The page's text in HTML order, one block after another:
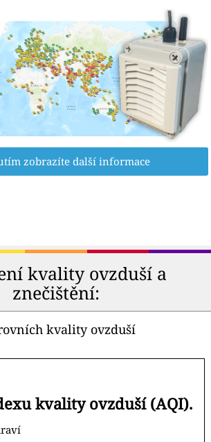
zobrazíte další informace
kvality ovzduší a
znečištění:
kvality ovzduší
kvality ovzduší (AQI).